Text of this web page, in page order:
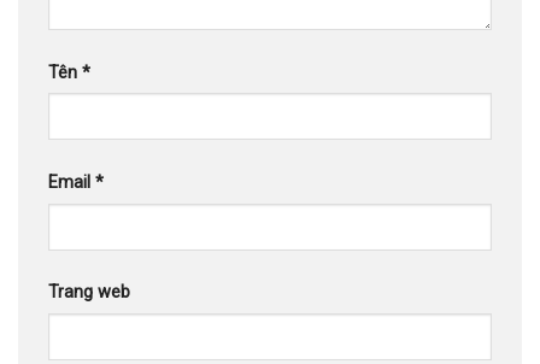
Tên *
Email *
Trang web